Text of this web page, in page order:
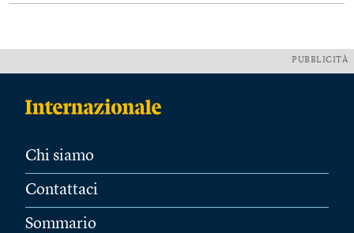
PUBBLICITÀ
Chi siamo
Contattaci
Sommario